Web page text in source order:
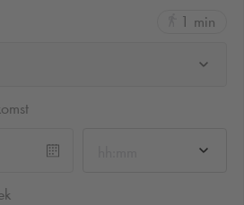
1 min